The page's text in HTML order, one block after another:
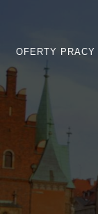
OFERTY PRACY